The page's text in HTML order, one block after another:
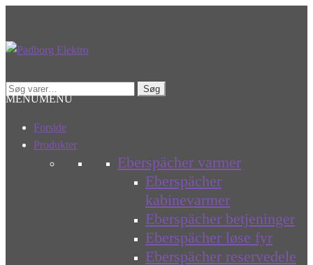
Spring
Spring
Søg
efter:
Søg
MENUMENU
Forside
Produkter
Eberspächer varmer
Eberspächer
kabinevarmer
Eberspächer betjeninger
Eberspächer løse fyr
Eberspächer reservedele